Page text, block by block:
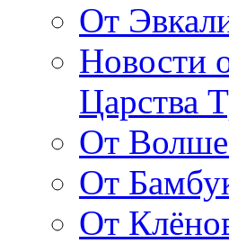
От
Новости
Царства
От
От
От